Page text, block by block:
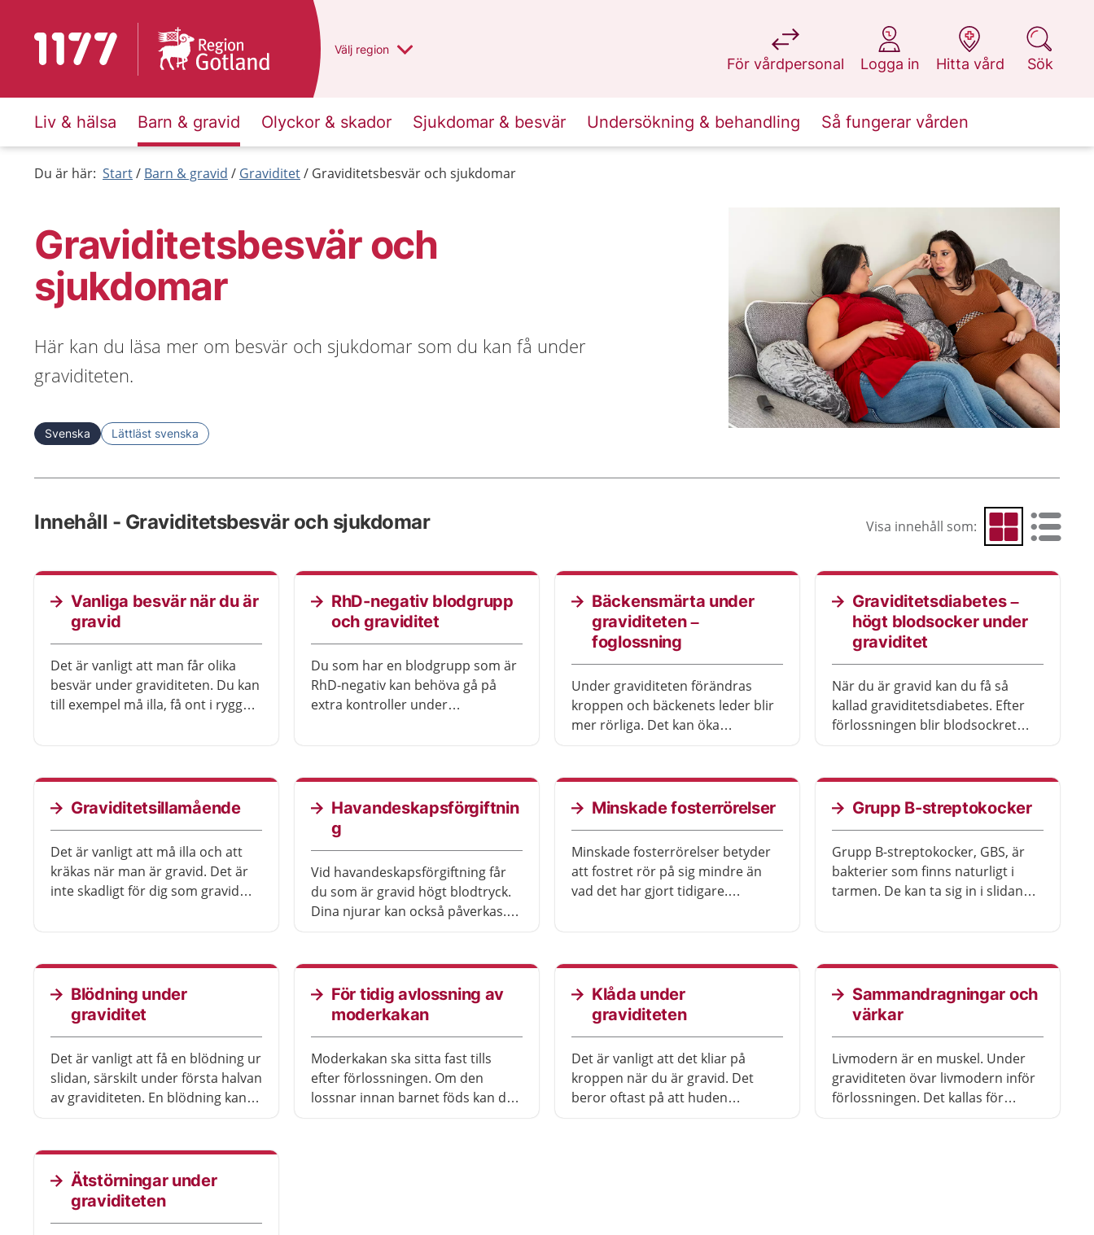
Till startsidan för 1177 Du har valt region
Välj en annan
region
För vårdpersonal
på 1177.se
Logga in
på 1177.se
Hitta vård
på 1177.se
Sök
på 1177.se
Liv & hälsa Barn & gravid Olyckor & skador Sjukdomar & besvär Undersökning & behandling Så fungerar vården
Du är här: Start Barn & gravid Graviditet Graviditetsbesvär och sjukdomar
Graviditetsbesvär och
sjukdomar
Här kan du läsa mer om besvär och sjukdomar som du kan få under
graviditeten.
Svenska Lättläst svenska
Innehåll - Graviditetsbesvär och sjukdomar Visa innehåll som: Visa som rutnät
Visa som
Vanliga besvär när du är
gravid
Det är vanligt att man får olika
besvär under graviditeten. Du kan
till exempel må illa, få ont i ryggen
RhD-negativ blodgrupp
och graviditet
Du som har en blodgrupp som är
RhD-negativ kan behöva gå på
extra kontroller under
blodgrupper. Det finns bra sätt att
övervaka och behandla gravida
och foster som har olika RhD-
blodgrupper.
Bäckensmärta under
graviditeten –
foglossning
Under graviditeten förändras
kroppen och bäckenets leder blir
mer rörliga. Det kan öka
orsaka smärta. Med rätt stöd går
det ofta att lindra besvären.
Graviditetsdiabetes –
högt blodsocker under
graviditet
När du är gravid kan du få så
kallad graviditetsdiabetes. Efter
förlossningen blir blodsockret
Graviditetsillamående
Det är vanligt att må illa och att
kräkas när man är gravid. Det är
inte skadligt för dig som gravid
någon gång runt graviditetsvecka
20. Men några mår illa hela
graviditeten.
Havandeskapsförgiftnin
g
Vid havandeskapsförgiftning får
du som är gravid högt blodtryck.
Dina njurar kan också påverkas.
med läkemedel.
Minskade fosterrörelser
Minskade fosterrörelser betyder
att fostret rör på sig mindre än
vad det har gjort tidigare.
bero på att fostret inte mår bra i
livmodern. Sök vård om du
upplever minskade fosterrörelser.
Grupp B-streptokocker
Grupp B-streptokocker, GBS, är
bakterier som finns naturligt i
tarmen. De kan ta sig in i slidan
Blödning under
graviditet
Det är vanligt att få en blödning ur
slidan, särskilt under första halvan
av graviditeten. En blödning kan
vård direkt om du blöder under
andra halvan av graviditeten.
För tidig avlossning av
moderkakan
Moderkakan ska sitta fast tills
efter förlossningen. Om den
lossnar innan barnet föds kan det
Klåda under
graviditeten
Det är vanligt att det kliar på
kroppen när du är gravid. Det
beror oftast på att huden
Sammandragningar och
värkar
Livmodern är en muskel. Under
graviditeten övar livmodern inför
förlossningen. Det kallas för
Ätstörningar under
graviditeten